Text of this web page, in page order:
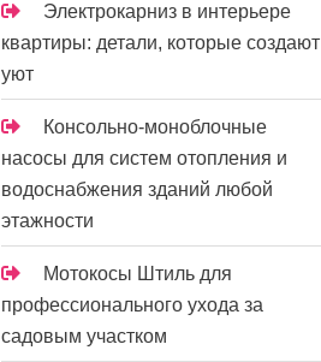
Электрокарниз в интерьере
квартиры: детали, которые создают
уют
Консольно-моноблочные
насосы для систем отопления и
водоснабжения зданий любой
этажности
Мотокосы Штиль для
профессионального ухода за
садовым участком